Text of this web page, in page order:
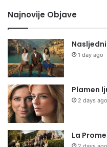
Najnovije Objave
1 day ago
Plamen
2 days ago
La